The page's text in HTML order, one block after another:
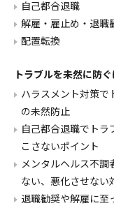
自己都合退職
解雇・雇止め・退職
配置転換
トラブルを未然に防
ハラスメント対策で
の未然防止
自己都合退職でトラ
こさないポイント
メンタルヘルス不調
ない、悪化させない
退職勧奨や解雇に至